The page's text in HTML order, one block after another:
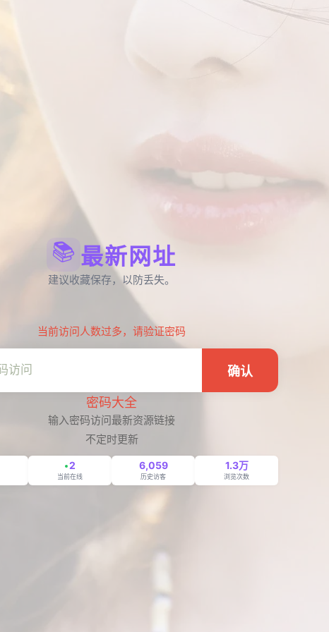
📚 最新网址
建议收藏保存，以防丢失。
当前访问人数过多，请验证密码
确认
密码大全
输入密码访问最新资源链接
不定时更新
2
当前在线
6,059
历史访客
1.3万
浏览次数